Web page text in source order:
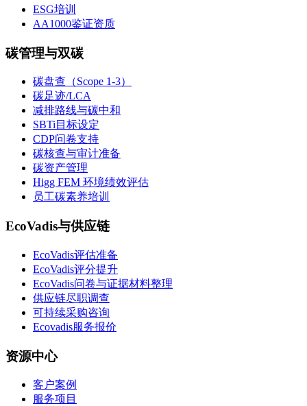
ESG培训
AA1000鉴证资质
碳管理与双碳
碳盘查（Scope 1-3）
碳足迹/LCA
减排路线与碳中和
SBTi目标设定
CDP问卷支持
碳核查与审计准备
碳资产管理
Higg FEM 环境绩效评估
员工碳素养培训
EcoVadis与供应链
EcoVadis评估准备
EcoVadis评分提升
EcoVadis问卷与证据材料整理
供应链尽职调查
可持续采购咨询
Ecovadis服务报价
资源中心
客户案例
服务项目